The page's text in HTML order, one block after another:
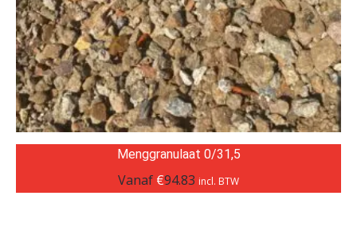
Menggranulaat 0/31,5
Vanaf €94.83 incl. BTW